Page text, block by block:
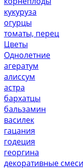
кукуруза
огурцы
томаты, перец
Цветы
Однолетние
агератум
алиссум
астра
бархатцы
бальзамин
василек
гацания
годеция
георгина
декоративные смеси